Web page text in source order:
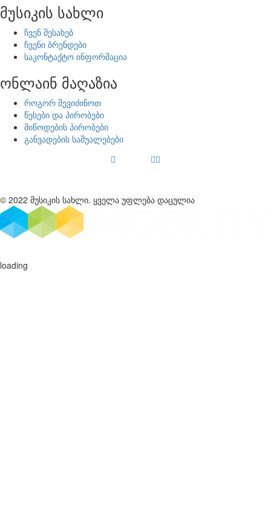
მუსიკის სახლი
ჩვენ შესახებ
ჩვენი ბრენდები
საკონტაქტო ინფორმაცია
ონლაინ მაღაზია
როგორ შევიძინოთ
წესები და პირობები
მიწოდების პირობები
განვადების საშუალებები
© 2022 მუსიკის სახლი. ყველა უფლება დაცულია
loading